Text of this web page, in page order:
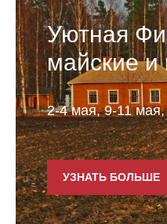
Уютная
майские и
2-4 мая, 9-11
УЗНАТЬ БОЛЬШЕ